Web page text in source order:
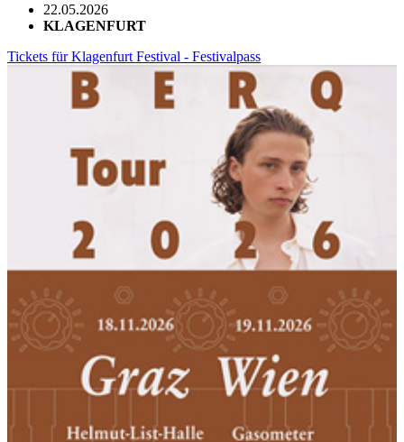
22.05.2026
KLAGENFURT
Tickets für Klagenfurt Festival - Festivalpass